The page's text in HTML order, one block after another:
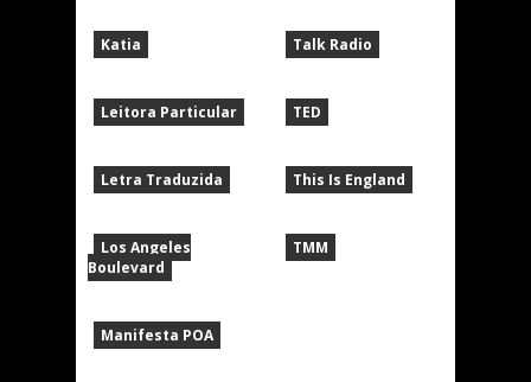
Katia
Leitora Particular
Letra Traduzida
Los Angeles
Boulevard
Manifesta POA
Talk Radio
TED
This Is England
TMM